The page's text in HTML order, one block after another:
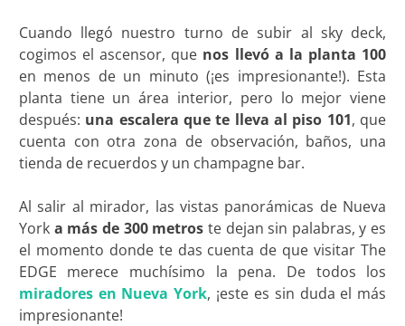
Cuando llegó nuestro turno de subir al sky deck,
cogimos el ascensor, que nos llevó a la planta 100
en menos de un minuto (¡es impresionante!). Esta
planta tiene un área interior, pero lo mejor viene
después: una escalera que te lleva al piso 101, que
cuenta con otra zona de observación, baños, una
tienda de recuerdos y un champagne bar.
Al salir al mirador, las vistas panorámicas de Nueva
York a más de 300 metros te dejan sin palabras, y es
el momento donde te das cuenta de que visitar The
EDGE merece muchísimo la pena. De todos los
miradores en Nueva York, ¡este es sin duda el más
impresionante!